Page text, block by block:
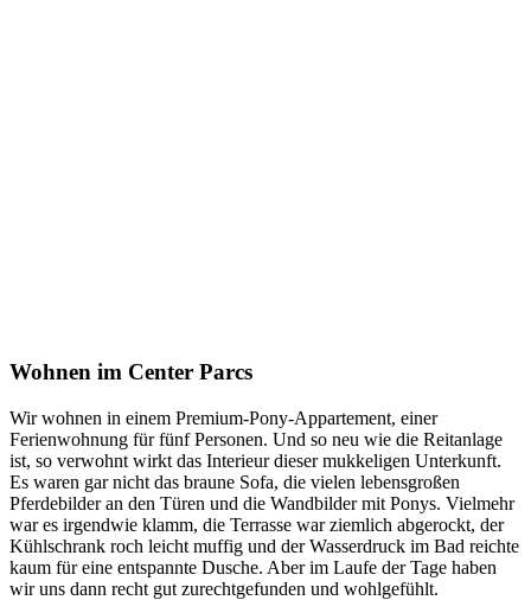
Wohnen im Center Parcs
Wir wohnen in einem Premium-Pony-Appartement, einer
Ferienwohnung für fünf Personen. Und so neu wie die Reitanlage
ist, so verwohnt wirkt das Interieur dieser mukkeligen Unterkunft.
Es waren gar nicht das braune Sofa, die vielen lebensgroßen
Pferdebilder an den Türen und die Wandbilder mit Ponys. Vielmehr
war es irgendwie klamm, die Terrasse war ziemlich abgerockt, der
Kühlschrank roch leicht muffig und der Wasserdruck im Bad reichte
kaum für eine entspannte Dusche. Aber im Laufe der Tage haben
wir uns dann recht gut zurechtgefunden und wohlgefühlt.